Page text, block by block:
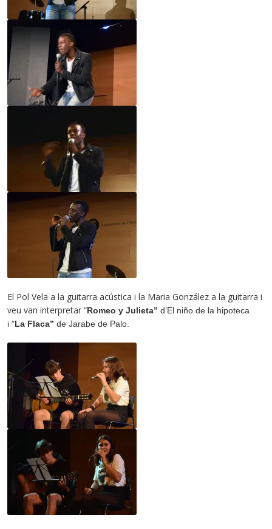
El Pol Vela a la guitarra acústica i la Maria González a la guitarra i
veu van interpretar “Romeo y Julieta” d’El niño de la hipoteca
i “La Flaca” de Jarabe de Palo.